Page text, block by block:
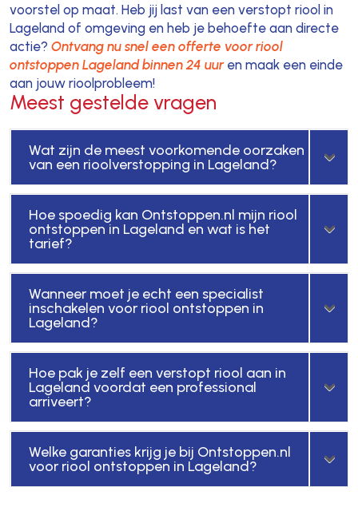
voorstel op maat. Heb jij last van een verstopt riool in
Lageland of omgeving en heb je behoefte aan directe
actie? Ontvang nu snel een offerte voor riool
ontstoppen Lageland binnen 24 uuren maak een einde
aan jouw rioolprobleem!
Meest gestelde vragen
Wat zijn de meest voorkomende oorzaken
van een rioolverstopping in Lageland?
Hoe spoedig kan Ontstoppen.nl mijn riool
ontstoppen in Lageland en wat is het
tarief?
Wanneer moet je echt een specialist
inschakelen voor riool ontstoppen in
Lageland?
Hoe pak je zelf een verstopt riool aan in
Lageland voordat een professional
arriveert?
Welke garanties krijg je bij Ontstoppen.nl
voor riool ontstoppen in Lageland?